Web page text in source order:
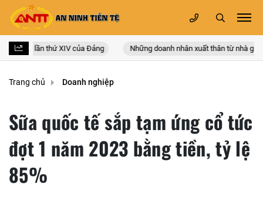
quốc lần thứ XIV của Đảng Những doanh nhân xuất thân từ nhà giáo
Trang chủ Doanh nghiệp
Sữa quốc tế sắp tạm ứng cổ tức
đợt 1 năm 2023 bằng tiền, tỷ lệ
85%